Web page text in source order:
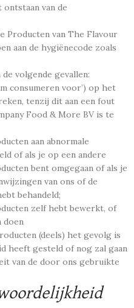
van de
Producten van The Flavour
aan de hygiënecode zoals
volgende gevallen:
consumeren voor’) op het
tenzij dit aan een fout
Food & More BV is te
aan abnormale
of als je op een andere
bent omgegaan of als je
van ons of de
behandeld;
zelf hebt bewerkt, of
doen
(deels) het gevolg is
heeft gesteld of nog zal gaan
van de door ons gebruikte